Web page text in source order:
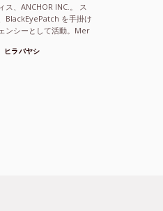
ス、ANCHOR INC.。 ス
BlackEyePatch を手掛け
ンシーとして活動。Mer
ヒラバヤシ